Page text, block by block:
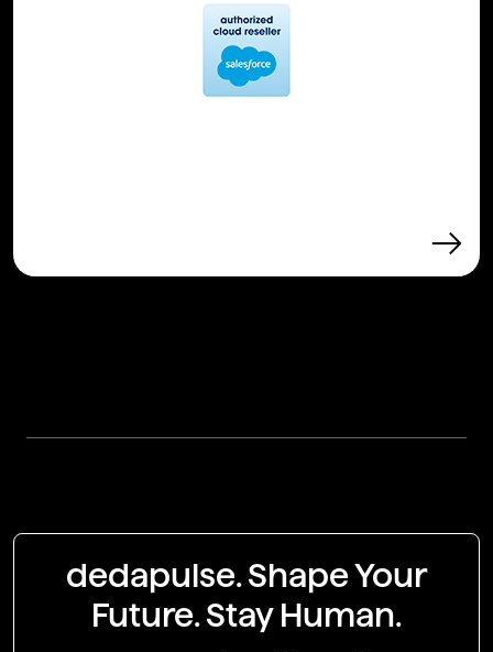
dedapulse.Shape Your
Future. Stay Human.